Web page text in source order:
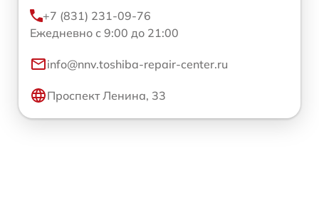
+7 (831) 231-09-76
Ежедневно с 9:00 до 21:00
info@nnv.toshiba-repair-center.ru
Проспект Ленина, 33